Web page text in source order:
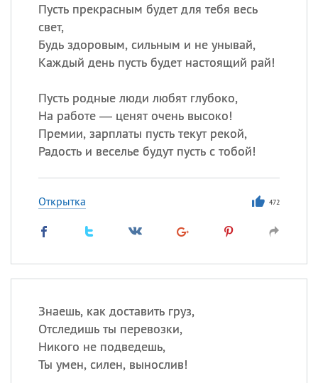
Пусть прекрасным будет для тебя весь
свет,
Будь здоровым, сильным и не унывай,
Каждый день пусть будет настоящий рай!
Пусть родные люди любят глубоко,
На работе — ценят очень высоко!
Премии, зарплаты пусть текут рекой,
Радость и веселье будут пусть с тобой!
Открытка 472
Знаешь, как доставить груз,
Отследишь ты перевозки,
Никого не подведешь,
Ты умен, силен, вынослив!